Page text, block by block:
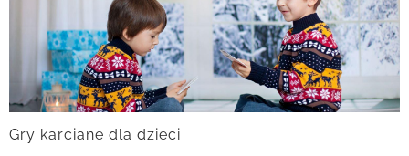
Gry karciane dla dzieci